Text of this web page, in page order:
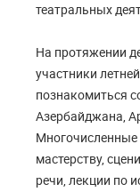
театральных
На протяжении
участники
познакомиться
Азербайджана,
мастерству,
речи, лекции по